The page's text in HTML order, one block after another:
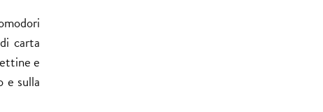
carta
e
e sulla